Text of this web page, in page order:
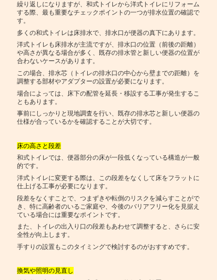
繰り返しになりますが、和式トイレから洋式トイレにリフォーム
する際、最も重要なチェックポイントの一つが排水位置の確認で
す。
多くの和式トイレは床排水で、排水口が便器の真下にあります。
洋式トイレも床排水が主流ですが、排水口の位置（前後の距離）
や高さが異なる場合が多く、既存の排水管と新しい便器の位置が
合わないケースがあります。
この場合、排水芯（トイレの排水口の中心から壁までの距離）を
調整する部材やアダプターの設置が必要になります。
場合によっては、床下の配管を延長・移設する工事が発生するこ
ともあります。
事前にしっかりと現地調査を行い、既存の排水芯と新しい便器の
仕様が合っているかを確認することが大切です。
床の高さと段差
和式トイレでは、便器部分の床が一段低くなっている構造が一般
的です。
洋式トイレに変更する際は、この段差をなくして床をフラットに
仕上げる工事が必要になります。
段差をなくすことで、つまずきや転倒のリスクを減らすことがで
き、特に高齢者のいるご家庭や、今後のバリアフリー化を見据え
ている場合には重要なポイントです。
また、トイレの出入り口の段差もあわせて調整すると、さらに安
全性が向上します。
手すりの設置もこのタイミングで検討するのがおすすめです。
換気や照明の見直し